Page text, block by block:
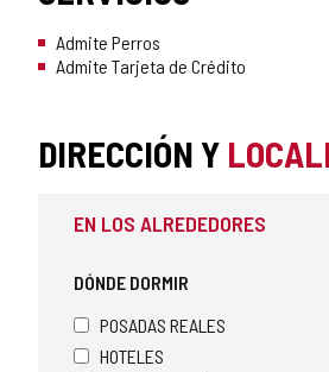
Admite Perros
Admite Tarjeta de Crédito
DIRECCIÓN Y
EN LOS ALREDEDORES
DÓNDE DORMIR
POSADAS REALES
HOTELES